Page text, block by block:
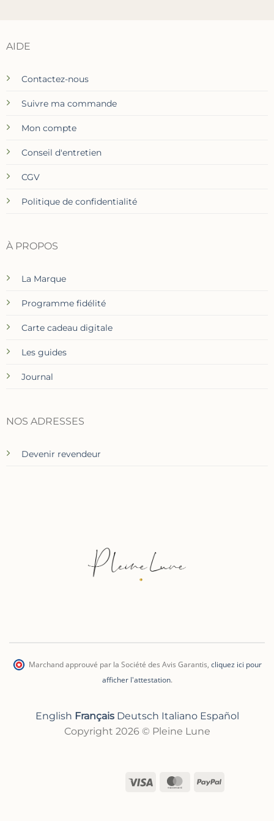
AIDE
Contactez-nous
Suivre ma commande
Mon compte
Conseil d'entretien
CGV
Politique de confidentialité
À PROPOS
La Marque
Programme fidélité
Carte cadeau digitale
Les guides
Journal
NOS ADRESSES
Devenir revendeur
Marchand approuvé par la Société des Avis Garantis, cliquez ici pour
afficher l'attestation.
English Français Deutsch Italiano Español
Copyright 2026 © Pleine Lune
Visa MasterCard
PayPal